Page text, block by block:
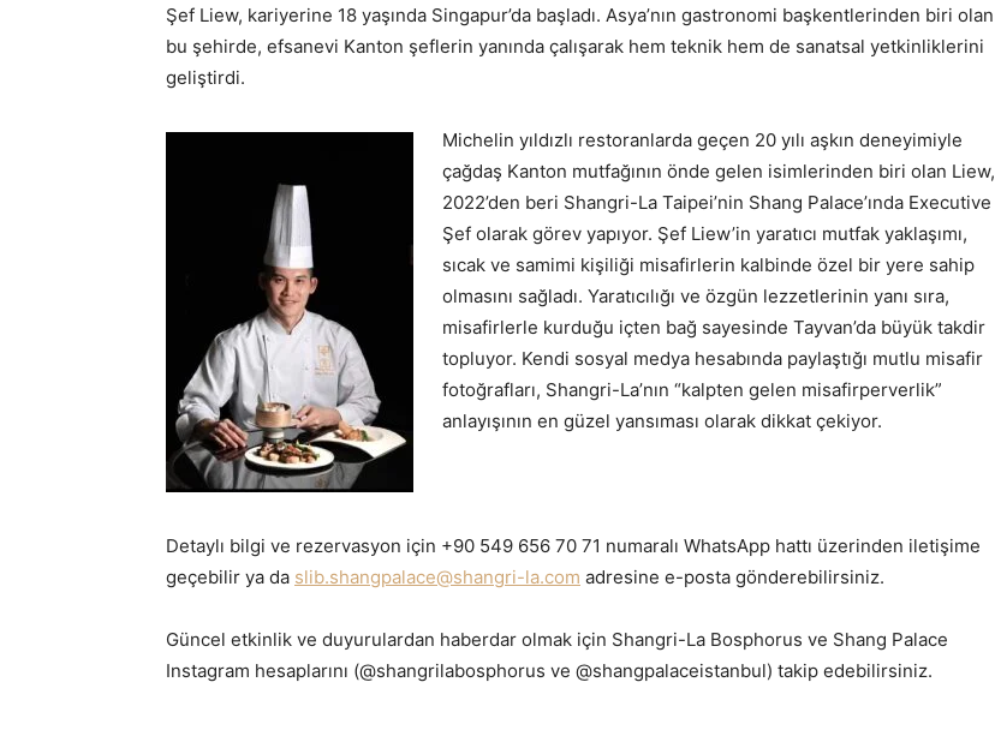
Şef Liew, kariyerine 18 yaşında Singapur’da başladı. Asya’nın gastronomi başkentlerinden biri olan
bu şehirde, efsanevi Kanton şeflerin yanında çalışarak hem teknik hem de sanatsal yetkinliklerini
geliştirdi.
Michelin yıldızlı restoranlarda geçen 20 yılı aşkın deneyimiyle
çağdaş Kanton mutfağının önde gelen isimlerinden biri olan Liew,
2022’den beri Shangri-La Taipei’nin Shang Palace’ında Executive
Şef olarak görev yapıyor. Şef Liew’in yaratıcı mutfak yaklaşımı,
sıcak ve samimi kişiliği misafirlerin kalbinde özel bir yere sahip
olmasını sağladı. Yaratıcılığı ve özgün lezzetlerinin yanı sıra,
misafirlerle kurduğu içten bağ sayesinde Tayvan’da büyük takdir
topluyor. Kendi sosyal medya hesabında paylaştığı mutlu misafir
fotoğrafları, Shangri-La’nın “kalpten gelen misafirperverlik”
anlayışının en güzel yansıması olarak dikkat çekiyor.
Detaylı bilgi ve rezervasyon için +90 549 656 70 71 numaralı WhatsApp hattı üzerinden iletişime
geçebilir ya da slib.shangpalace@shangri-la.com adresine e-posta gönderebilirsiniz.
Güncel etkinlik ve duyurulardan haberdar olmak için Shangri-La Bosphorus ve Shang Palace
Instagram hesaplarını (@shangrilabosphorus ve @shangpalaceistanbul) takip edebilirsiniz.